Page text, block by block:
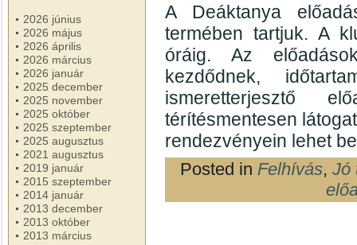
2026 június
2026 május
2026 április
2026 március
2026 január
2025 december
2025 november
2025 október
2025 szeptember
2025 augusztus
2021 augusztus
2019 január
2015 szeptember
2014 január
2013 december
2013 október
2013 március
A Deáktanya
termében tartjuk. A
óráig. Az
kezdődnek,
ismeretterjesztő
térítésmentesen
rendezvényein lehet
Posted in Felhívás, Jó